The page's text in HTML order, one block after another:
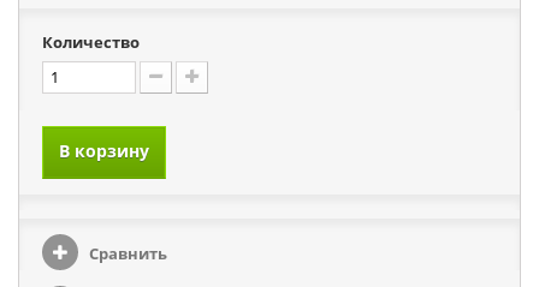
Количество
В корзину
Сравнить